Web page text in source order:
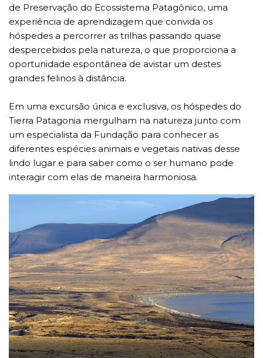
de Preservação do Ecossistema Patagônico, uma
experiência de aprendizagem que convida os
hóspedes a percorrer as trilhas passando quase
despercebidos pela natureza, o que proporciona a
oportunidade espontânea de avistar um destes
grandes felinos à distância.
Em uma excursão única e exclusiva, os hóspedes do
Tierra Patagonia mergulham na natureza junto com
um especialista da Fundação para conhecer as
diferentes espécies animais e vegetais nativas desse
lindo lugar e para saber como o ser humano pode
interagir com elas de maneira harmoniosa.